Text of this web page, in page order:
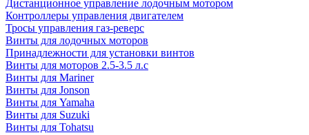
Дистанционное управление лодочным мотором
Контроллеры управления двигателем
Тросы управления газ-реверс
Винты для лодочных моторов
Принадлежности для установки винтов
Винты для моторов 2.5-3.5 л.с
Винты для Mariner
Винты для Jonson
Винты для Yamaha
Винты для Suzuki
Винты для Tohatsu